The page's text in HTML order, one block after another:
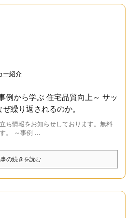
ー紹介
例から学ぶ 住宅品質向上～ サッ
繰り返されるのか。
ち情報をお知らせしております。無料
。 ～事例 ...
の続きを読む